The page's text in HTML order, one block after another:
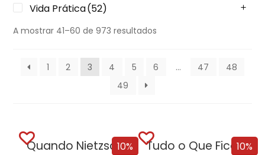
Vida Prática(52)
A mostrar 41–60 de 973 resultados
1 2 3 4 5 6 … 47
48
49
10%
Quando Nietzsche Chorou [Nova edição] 10%
Tudo o Que Ficou Para Trás [Nova...